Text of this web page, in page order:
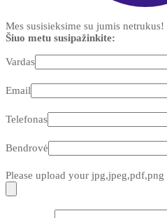
Mes susisieksime su jumis netrukus!
Šiuo metu susipažinkite:
Vardas
Email
Telefonas
Bendrovė
Please upload your